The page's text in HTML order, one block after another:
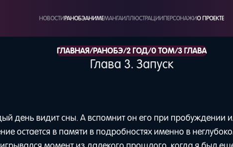
НОВОСТИРАНОБЭАНИМЕМАНГАИЛЛЮСТРАЦИИПЕРСОНАЖИО ПРОЕКТЕ
ГЛАВНАЯ/РАНОБЭ/2 ГОД/0 ТОМ/3 ГЛАВА
Глава 3. Запуск
день видит сны. А вспомнит он его при пробуждении
остается в памяти в подробностях именно в